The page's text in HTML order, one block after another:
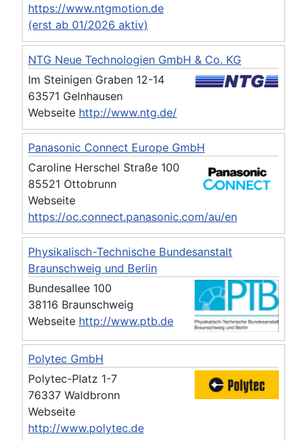
https://www.ntgmotion.de
(erst ab 01/2026 aktiv)
NTG Neue Technologien GmbH & Co. KG
Im Steinigen Graben 12-14
63571 Gelnhausen
Webseite http://www.ntg.de/
Panasonic Connect Europe GmbH
Caroline Herschel Straße 100
85521 Ottobrunn
Webseite
https://oc.connect.panasonic.com/au/en
Physikalisch-Technische Bundesanstalt
Braunschweig und Berlin
Bundesallee 100
38116 Braunschweig
Webseite http://www.ptb.de
Polytec GmbH
Polytec-Platz 1-7
76337 Waldbronn
Webseite
http://www.polytec.de